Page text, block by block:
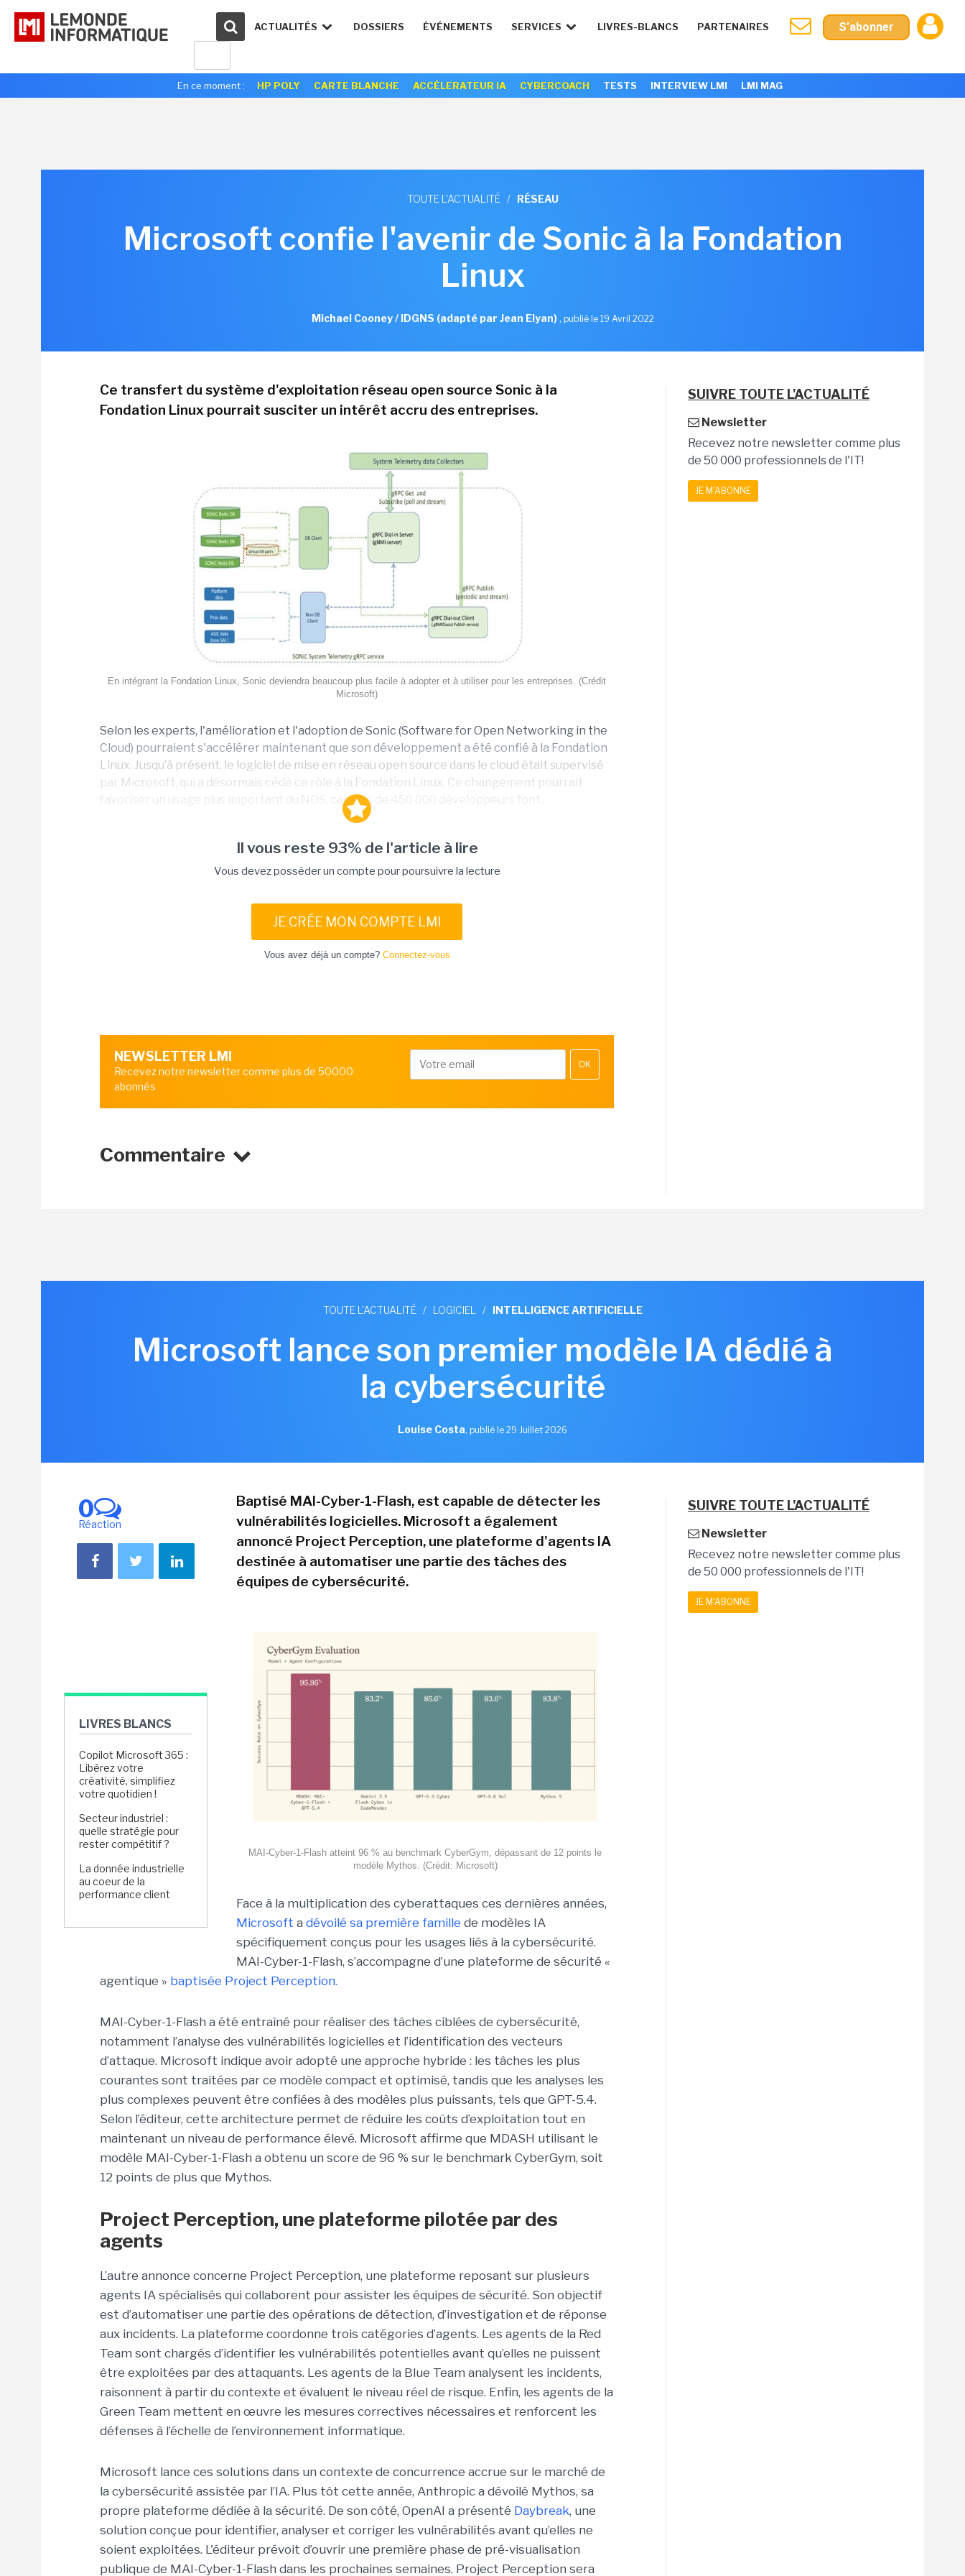
ACTUALITÉS DOSSIERS ÉVÉNEMENTS SERVICES LIVRES-BLANCS PARTENAIRES S'abonner
En ce moment : HP POLY CARTE BLANCHE ACCÉLERATEUR IA CYBERCOACH TESTS INTERVIEW LMI LMI MAG
TOUTE L'ACTUALITÉ / RÉSEAU
Microsoft confie l'avenir de Sonic à la Fondation
Linux
Michael Cooney / IDGNS (adapté par Jean Elyan), publié le 19 Avril 2022
Ce transfert du système d'exploitation réseau open source Sonic à la
Fondation Linux pourrait susciter un intérêt accru des entreprises.
En intégrant la Fondation Linux, Sonic deviendra beaucoup plus facile à adopter et à utiliser pour les entreprises. (Crédit
Microsoft)
Selon les experts, l'amélioration et l'adoption de Sonic (Software for Open Networking in the
Cloud) pourraient s'accélérer maintenant que son développement a été confié à la Fondation
Linux. Jusqu’à présent, le logiciel de mise en réseau open source dans le cloud était supervisé
par Microsoft, qui a désormais cédé ce rôle à la Fondation Linux. Ce changement pourrait
favoriser un usage plus important du NOS, car plus de 450 000 développeurs font...
Il vous reste 93% de l'article à lire
Vous devez posséder un compte pour poursuivre la lecture
JE CRÉE MON COMPTE LMI
Vous avez déjà un compte? Connectez-vous
NEWSLETTER LMI
Recevez notre newsletter comme plus de 50000
abonnés
OK
Commentaire
SUIVRE TOUTE L'ACTUALITÉ
Newsletter
Recevez notre newsletter comme plus
de 50 000 professionnels de l'IT!
JE M'ABONNE
TOUTE L'ACTUALITÉ / LOGICIEL / INTELLIGENCE ARTIFICIELLE
Microsoft lance son premier modèle IA dédié à
la cybersécurité
Louise Costa, publié le 29 Juillet 2026
0
Réaction
LIVRES BLANCS
Copilot Microsoft 365 :
Libérez votre
créativité, simplifiez
votre quotidien !
Secteur industriel :
quelle stratégie pour
rester compétitif ?
La donnée industrielle
au coeur de la
performance client
Baptisé MAI-Cyber-1-Flash, est capable de détecter les
vulnérabilités logicielles. Microsoft a également
annoncé Project Perception, une plateforme d'agents IA
destinée à automatiser une partie des tâches des
équipes de cybersécurité.
MAI-Cyber-1-Flash atteint 96 % au benchmark CyberGym, dépassant de 12 points le
modèle Mythos. (Crédit: Microsoft)
Face à la multiplication des cyberattaques ces dernières années,
Microsoft a dévoilé sa première famille de modèles IA
spécifiquement conçus pour les usages liés à la cybersécurité.
MAI-Cyber-1-Flash, s’accompagne d’une plateforme de sécurité «
agentique » baptisée Project Perception.
MAI-Cyber-1-Flash a été entraîné pour réaliser des tâches ciblées de cybersécurité,
notamment l’analyse des vulnérabilités logicielles et l’identification des vecteurs
d’attaque. Microsoft indique avoir adopté une approche hybride : les tâches les plus
courantes sont traitées par ce modèle compact et optimisé, tandis que les analyses les
plus complexes peuvent être confiées à des modèles plus puissants, tels que GPT-5.4.
Selon l’éditeur, cette architecture permet de réduire les coûts d’exploitation tout en
maintenant un niveau de performance élevé. Microsoft affirme que MDASH utilisant le
modèle MAI-Cyber-1-Flash a obtenu un score de 96 % sur le benchmark CyberGym, soit
12 points de plus que Mythos.
Project Perception, une plateforme pilotée par des
agents
L’autre annonce concerne Project Perception, une plateforme reposant sur plusieurs
agents IA spécialisés qui collaborent pour assister les équipes de sécurité. Son objectif
est d’automatiser une partie des opérations de détection, d’investigation et de réponse
aux incidents. La plateforme coordonne trois catégories d’agents. Les agents de la Red
Team sont chargés d’identifier les vulnérabilités potentielles avant qu’elles ne puissent
être exploitées par des attaquants. Les agents de la Blue Team analysent les incidents,
raisonnent à partir du contexte et évaluent le niveau réel de risque. Enfin, les agents de la
Green Team mettent en œuvre les mesures correctives nécessaires et renforcent les
défenses à l’échelle de l’environnement informatique.
Microsoft lance ces solutions dans un contexte de concurrence accrue sur le marché de
la cybersécurité assistée par l’IA. Plus tôt cette année, Anthropic a dévoilé Mythos, sa
propre plateforme dédiée à la sécurité. De son côté, OpenAI a présenté Daybreak, une
solution conçue pour identifier, analyser et corriger les vulnérabilités avant qu’elles ne
soient exploitées. L'éditeur prévoit d’ouvrir une première phase de pré-visualisation
publique de MAI-Cyber-1-Flash dans les prochaines semaines. Project Perception sera
SUIVRE TOUTE L'ACTUALITÉ
Newsletter
Recevez notre newsletter comme plus
de 50 000 professionnels de l'IT!
JE M'ABONNE